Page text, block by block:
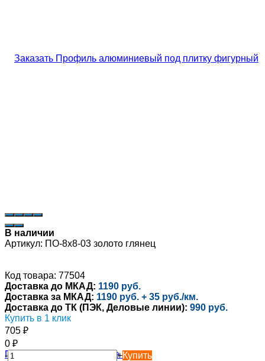
В наличии
Артикул: ПО-8х8-03 золото глянец
Код товара: 77504
Доставка до МКАД: 1190 руб.
Доставка за МКАД: 1190 руб. + 35 руб./км.
Доставка до ТК (ПЭК, Деловые линии): 990 руб.
Купить в 1 клик
705 ₽
0 ₽
-
+Купить